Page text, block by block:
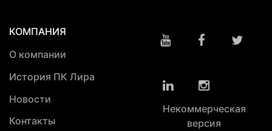
КОМПАНИЯ
О компании
История ПК Лира
Новости
Контакты
Некоммерческая
версия